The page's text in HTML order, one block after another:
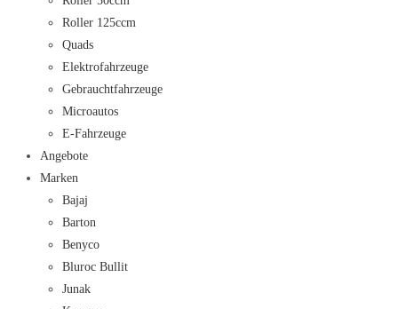
Roller 125ccm
Quads
Elektrofahrzeuge
Gebrauchtfahrzeuge
Microautos
E-Fahrzeuge
Angebote
Marken
Bajaj
Barton
Benyco
Bluroc Bullit
Junak